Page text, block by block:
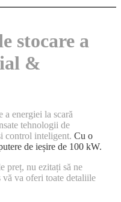
stocare a
&
a energiei la scară
tehnologii de
control inteligent. Cu o
de ieșire de 100 kW.
preț, nu ezitați să ne
va oferi toate detaliile